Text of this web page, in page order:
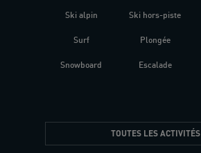
Ski alpin
Surf
Snowboard
Ski hors-piste
Plongée
Escalade
TOUTES LES ACTIVITÉS